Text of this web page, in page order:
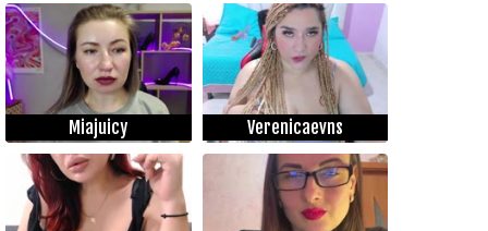
Miajuicy Verenicaevns